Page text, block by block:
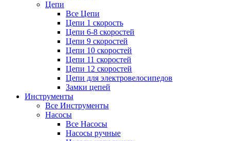
Цепи
Все Цепи
Цепи 1 скорость
Цепи 6-8 скоростей
Цепи 9 скоростей
Цепи 10 скоростей
Цепи 11 скоростей
Цепи 12 скоростей
Цепи для электровелосипедов
Замки цепей
Инструменты
Все Инструменты
Насосы
Все Насосы
Насосы ручные